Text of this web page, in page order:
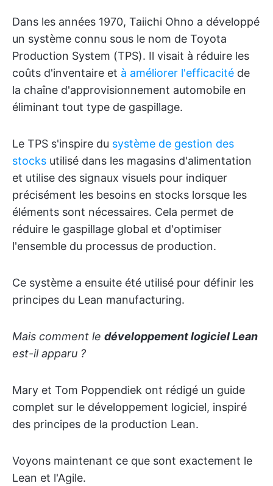
Dans les années 1970, Taiichi Ohno a développé
un système connu sous le nom de Toyota
Production System (TPS). Il visait à réduire les
coûts d'inventaire et à améliorer l'efficacité de
la chaîne d'approvisionnement automobile en
éliminant tout type de gaspillage.
Le TPS s'inspire du système de gestion des
stocks utilisé dans les magasins d'alimentation
et utilise des signaux visuels pour indiquer
précisément les besoins en stocks lorsque les
éléments sont nécessaires. Cela permet de
réduire le gaspillage global et d'optimiser
l'ensemble du processus de production.
Ce système a ensuite été utilisé pour définir les
principes du Lean manufacturing.
Mais comment le développement logiciel Lean
est-il apparu ?
Mary et Tom Poppendiek ont rédigé un guide
complet sur le développement logiciel, inspiré
des principes de la production Lean.
Voyons maintenant ce que sont exactement le
Lean et l'Agile.